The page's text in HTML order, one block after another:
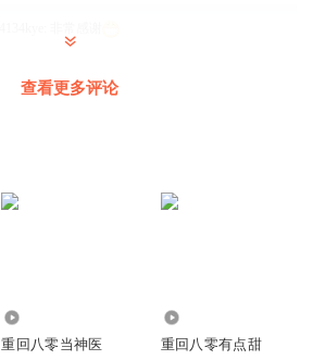
查看更多评论
重回八零当神医 重回八零有点甜